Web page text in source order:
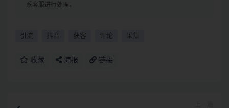
系客服进行处理。
引流 抖音 获客 评论 采集
收藏 海报 链接